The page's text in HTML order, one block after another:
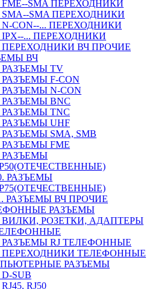
FME--SMA ПЕРЕХОДНИКИ
SMA--SMA ПЕРЕХОДНИКИ
N-CON--... ПЕРЕХОДНИКИ
IPX--... ПЕРЕХОДНИКИ
ПЕРЕХОДНИКИ ВЧ ПРОЧИЕ
ВЧ
РАЗЪЕМЫ TV
РАЗЪЕМЫ F-CON
РАЗЪЕМЫ N-CON
РАЗЪЕМЫ BNC
РАЗЪЕМЫ TNC
РАЗЪЕМЫ UHF
РАЗЪЕМЫ SMA, SMB
РАЗЪЕМЫ FME
РАЗЪЕМЫ
РАЗЪЕМЫ
РАЗЪЕМЫ ВЧ ПРОЧИЕ
РАЗЪЕМЫ
ВИЛКИ, РОЗЕТКИ, АДАПТЕРЫ
РАЗЪЕМЫ RJ ТЕЛЕФОННЫЕ
ПЕРЕХОДНИКИ ТЕЛЕФОННЫЕ
РАЗЪЕМЫ
D-SUB
RJ45, RJ50